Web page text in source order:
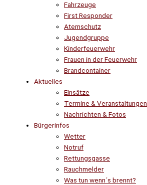
Fahrzeuge
First Responder
Atemschutz
Jugendgruppe
Kinderfeuerwehr
Frauen in der Feuerwehr
Brandcontainer
Aktuelles
Einsätze
Termine & Veranstaltungen
Nachrichten & Fotos
Bürgerinfos
Wetter
Notruf
Rettungsgasse
Rauchmelder
Was tun wenn´s brennt?